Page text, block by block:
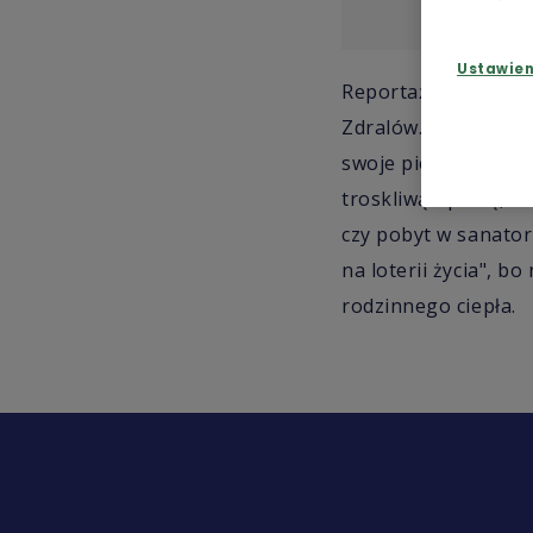
Reportaż
Zdralów. Obecnie
swoje pierwsze
troskliwą opieką,
czy pobyt w
na loterii życia", bo
rodzinnego ciepła.